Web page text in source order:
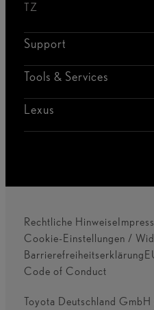
TZ
Support
Tools & Services
Lexus
Rechtliche Hinweise
Cookie-Einstellungen /
Barrierefreiheitserklärung
Code of Conduct
Toyota Deutschland